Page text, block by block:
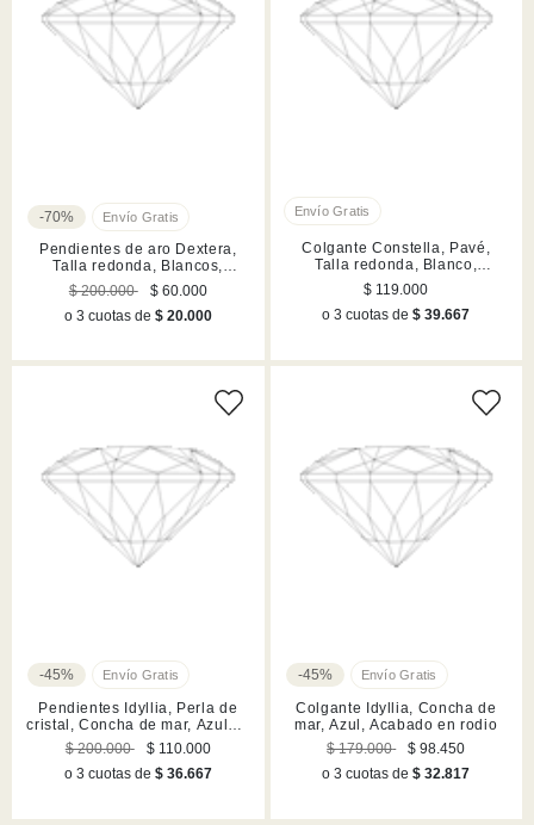
-70%
Pendientes de aro Dextera,
Talla redonda, Blancos,
Acabado en rodio
$ 200.000
$ 60.000
o 3 cuotas de $ 20.000
Colgante Constella, Pavé,
Talla redonda, Blanco,
Acabado en rodio
$ 119.000
o 3 cuotas de$ 39.667
-45%
Pendientes Idyllia, Perla de
cristal, Concha de mar, Azules,
Acabado en rodio
$ 200.000
$ 110.000
o 3 cuotas de $ 36.667
-45%
Colgante Idyllia, Concha de
mar, Azul, Acabado en rodio
$ 179.000
$ 98.450
o 3 cuotas de$ 32.817